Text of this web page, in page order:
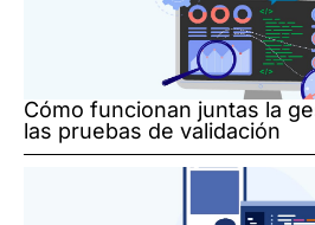
Cómo funcionan juntas la
las pruebas de validación